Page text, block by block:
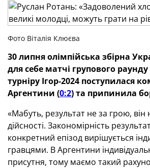
Фото Віталія Клюєва
30 липня олімпійська збірна
для себе матчі групового
турніру Ігор-2024 поступилася
Аргентини (0:2) та припинила
«Мабуть, результат не за грою, він
дійсності. Закономірність
конкретний епізод вирішується
гравцями. В Аргентини
присутня, тому маємо такий